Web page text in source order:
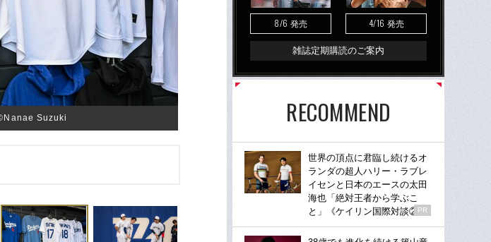
Suzuki
8/6 発売 4/16 発売
雑誌定期購読のご案内
RECOMMEND
世界の頂点に君臨し続けるオ
ランダの超人ハリー・ラブレ
イセンと日本のエースの太田
海也「絶対王者から学ぶこ
と」《ケイリン国際対談②》
PR